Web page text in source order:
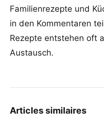
Familienrezepte und
in den Kommentaren
Rezepte entstehen oft
Austausch.
Articles similaires